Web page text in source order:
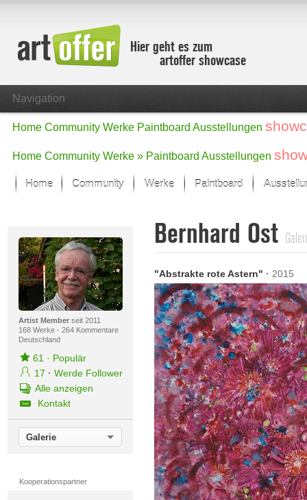
Hier geht es zum
artoffer showcase
Navigation
Home Community Werke Paintboard Ausstellungen
Home Community Werke » Paintboard Ausstellungen
Home Community Werke
Der letzte Monat im Fokus
Alle Fokus-Werke
Fokus-Werke
Neue Werke – Auswahl
Alle neuen Werke
Paintboard
Artist Memberseit 2011
168 Werke · 264 Kommentare
Deutschland
61 · Populär
17 · Werde Follower
Alle anzeigen
Kontakt
Galerie
Kooperationspartner
Bernhard Ost
"Abstrakte rote Astern" · 2015